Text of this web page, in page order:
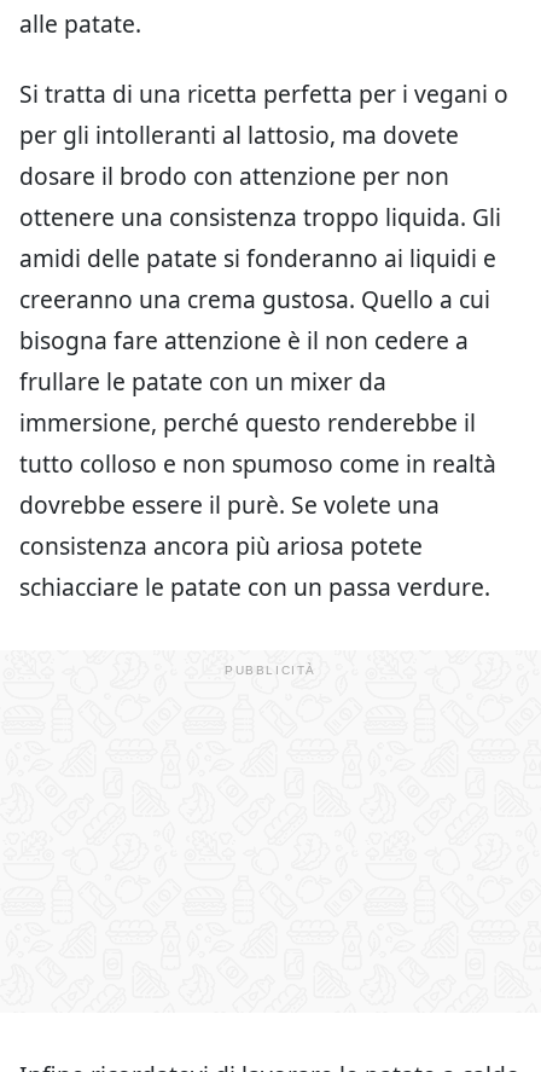
alle patate.
Si tratta di una ricetta perfetta per i vegani o
per gli intolleranti al lattosio, ma dovete
dosare il brodo con attenzione per non
ottenere una consistenza troppo liquida. Gli
amidi delle patate si fonderanno ai liquidi e
creeranno una crema gustosa. Quello a cui
bisogna fare attenzione è il non cedere a
frullare le patate con un mixer da
immersione, perché questo renderebbe il
tutto colloso e non spumoso come in realtà
dovrebbe essere il purè. Se volete una
consistenza ancora più ariosa potete
schiacciare le patate con un passa verdure.